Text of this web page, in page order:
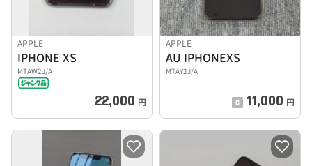
APPLE
IPHONE XS
MTAW2J/A
22,000 円
APPLE
AU IPHONEXS
MTAY2J/A
11,000 円